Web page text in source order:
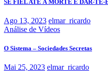
SÊ FIEL ATÉ À MORTE E DAR-TE-
Ago 13, 2023 elmar_ricardo
Análise de Vídeos
O Sistema – Sociedades Secretas
Mai 25, 2023 elmar_ricardo